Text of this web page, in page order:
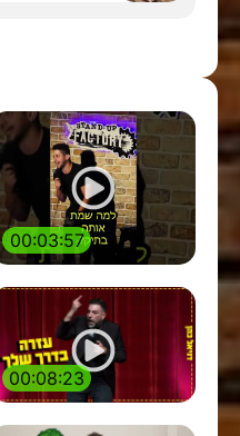
00:03:57
00:08:23